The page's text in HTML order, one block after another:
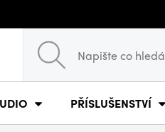
PŘÍSLUŠENSTVÍ